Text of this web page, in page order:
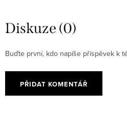
Diskuze (0)
Buďte první, kdo napíše příspěvek k
PŘIDAT KOMENTÁŘ